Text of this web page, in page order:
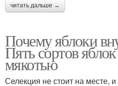
читать дальше →
Почему яблоки
Пять сортов
мякотью
Селекция не стоит на месте,